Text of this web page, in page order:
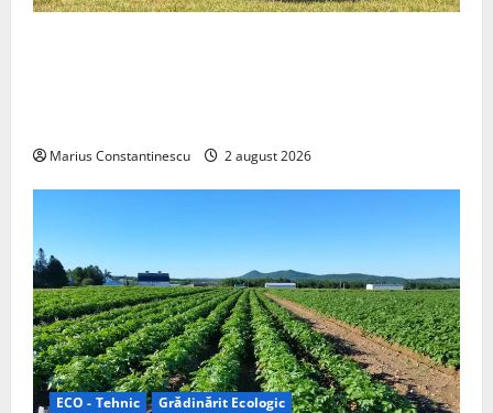
Marius Constantinescu 2 august 2026
ECO - Tehnic Grădinărit Ecologic